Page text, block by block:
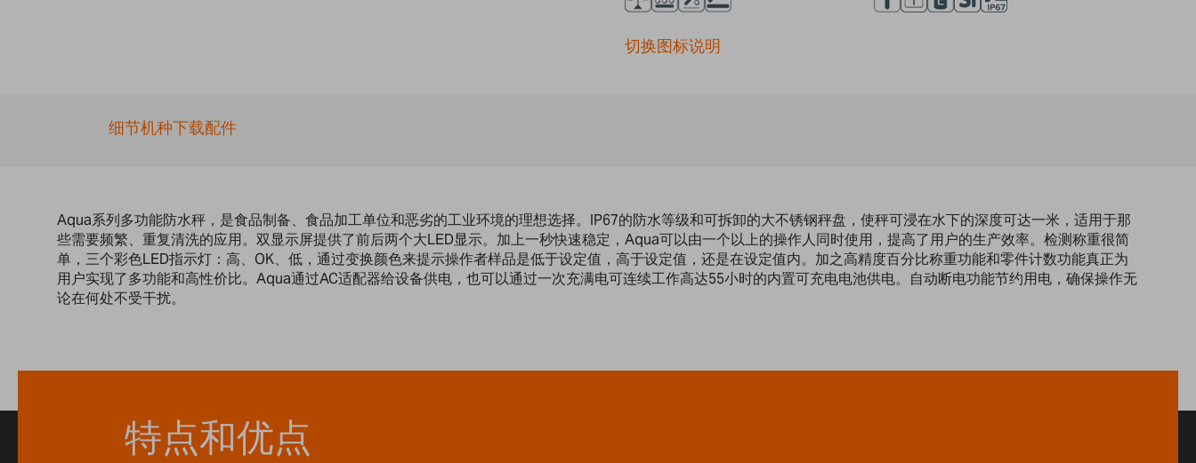
切换图标说明
细节机种下载配件
Aqua系列多功能防水秤，是食品制备、食品加工单位和恶劣的工业环境的理想选择。IP67的防水等级和可拆卸的大不锈钢秤盘，使秤可浸在水下的深度可达一米，适用于那
些需要频繁、重复清洗的应用。双显示屏提供了前后两个大LED显示。加上一秒快速稳定，Aqua可以由一个以上的操作人同时使用，提高了用户的生产效率。检测称重很简
单，三个彩色LED指示灯：高、OK、低，通过变换颜色来提示操作者样品是低于设定值，高于设定值，还是在设定值内。加之高精度百分比称重功能和零件计数功能真正为
用户实现了多功能和高性价比。Aqua通过AC适配器给设备供电，也可以通过一次充满电可连续工作高达55小时的内置可充电电池供电。自动断电功能节约用电，确保操作无
论在何处不受干扰。
特点和优点